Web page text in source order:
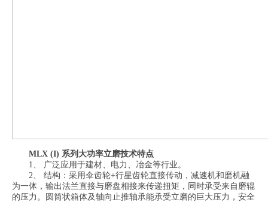
MLX (I) 系列大功率立磨技术特点
1、 广泛应用于建材、电力、冶金等行业。
2、 结构：采用伞齿轮+行星齿轮直接传动，减速机和磨机融
为一体，输出法兰直接与磨盘相接来传递扭矩，同时承受来自磨辊
的压力。圆筒状箱体及轴向止推轴承能承受立磨的巨大压力，安全